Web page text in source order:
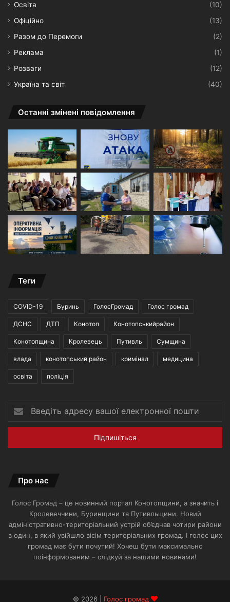
Освіта
(10)
Офіційно
(13)
Разом до Перемоги
(2)
Реклама
(1)
Розваги
(12)
Україна та світ
(40)
Останні змінені повідомлення
Теги
COVID-19 Буринь ГолосГромад Голос громад
ДСНС ДТП Конотоп Конотопськийрайон
Конотопщина Кролевець Путивль Сумщина
влада конотопський район кримінал медицина
освіта поліція
адресу
вашої
пошти
Про нас
Голос Громад – це новинний портал Конотопщини, а значить і
Кролевеччини, Буринщини та Путивльщини. Новий
адміністративно-територіальний устрій об’єднав чотири райони
в один, в який увійшло вісім територіальних громад. І голос цих
громад має бути почутий! Хочеш бути максимально
поінформованим – слідкуй за нашими новинами!
© 2026 | Голос громад